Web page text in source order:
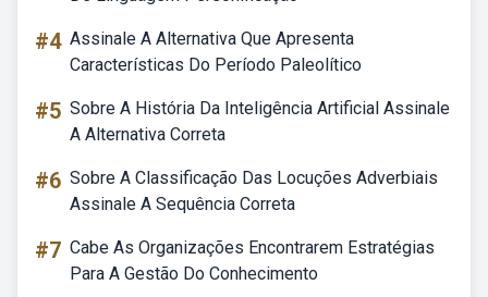
#4 Assinale A Alternativa Que Apresenta
Características Do Período Paleolítico
#5 Sobre A História Da Inteligência Artificial Assinale
A Alternativa Correta
#6 Sobre A Classificação Das Locuções Adverbiais
Assinale A Sequência Correta
#7 Cabe As Organizações Encontrarem Estratégias
Para A Gestão Do Conhecimento